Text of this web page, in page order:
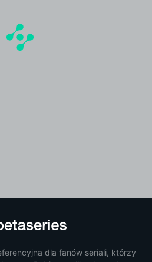
dla fanów seriali, którzy